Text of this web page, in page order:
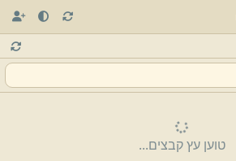
טוען עץ קבצים...